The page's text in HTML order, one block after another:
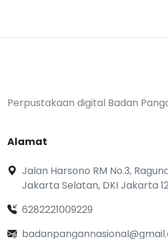
Perpustakaan digital Badan
Alamat
Jalan Harsono RM No.3,
Jakarta Selatan, DKI Jakarta
6282221009229